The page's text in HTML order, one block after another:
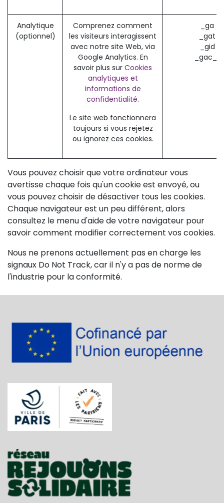
Analytique
(optionnel)
Comprenez comment
les visiteurs interagissent
avec notre site Web, via
Google Analytics. En
savoir plus sur Cookies
analytiques et
informations de
confidentialité.
Le site web fonctionnera
toujours si vous rejetez
ou ignorez ces cookies.
_ga
_gat
_gid
Vous pouvez choisir que votre ordinateur vous
avertisse chaque fois qu'un cookie est envoyé, ou
vous pouvez choisir de désactiver tous les cookies.
Chaque navigateur est un peu différent, alors
consultez le menu d'aide de votre navigateur pour
savoir comment modifier correctement vos cookies.
Nous ne prenons actuellement pas en charge les
signaux Do Not Track, car il n'y a pas de norme de
l'industrie pour la conformité.